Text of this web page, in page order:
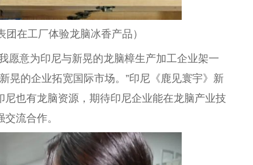
团在工厂体验龙脑冰香产品）
愿意为印尼与新晃的龙脑樟生产加工企业架一
晃的企业拓宽国际市场。”印尼《鹿见寰宇》新
也有龙脑资源，期待印尼企业能在龙脑产业技
流合作。